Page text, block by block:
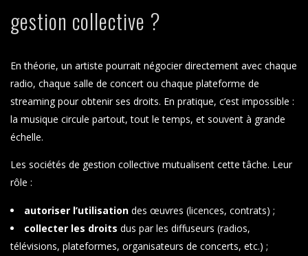
gestion collective ?
En théorie, un artiste pourrait négocier directement avec chaque
radio, chaque salle de concert ou chaque plateforme de
streaming pour obtenir ses droits. En pratique, c’est impossible :
la musique circule partout, tout le temps, et souvent à grande
échelle.
Les sociétés de gestion collective mutualisent cette tâche. Leur
rôle :
autoriser l’utilisation des œuvres (licences, contrats) ;
collecter les droits dus par les diffuseurs (radios,
télévisions, plateformes, organisateurs de concerts, etc.) ;